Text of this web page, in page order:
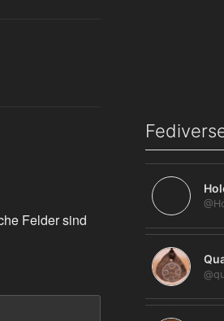
Felder sind